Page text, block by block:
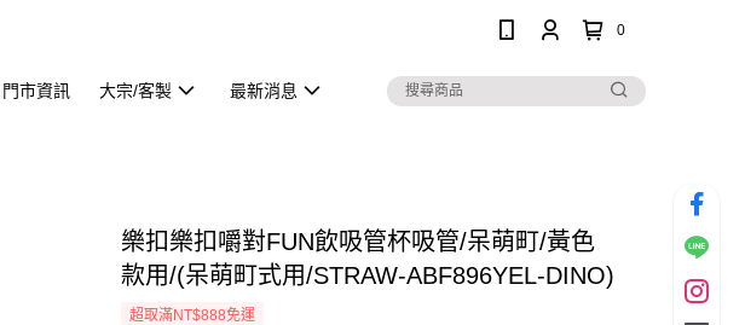
0
門市資訊 大宗/客製 最新消息
樂扣樂扣嚼對FUN飲吸管杯吸管/呆萌町/黃色
款用/(呆萌町式用/STRAW-ABF896YEL-DINO)
超取滿NT$888免運